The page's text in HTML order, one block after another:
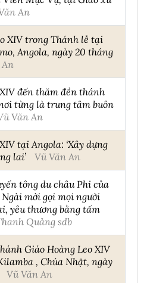
An
XIV trong Thánh lễ tại
Angola, ngày 20 tháng
đến thăm đền thánh
từng là trung tâm buôn
Văn An
tại Angola: ‘Xây dựng
lai’
Vũ Văn An
tông du châu Phi của
mời gọi mọi người
yêu thương bằng tấm
Quảng sdb
Giáo Hoàng Leo XIV
, Chúa Nhật, ngày
Vũ Văn An